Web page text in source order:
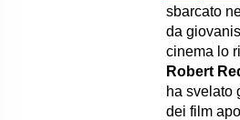
sbarcato
da
cinema lo
Robert
ha svelato
dei film